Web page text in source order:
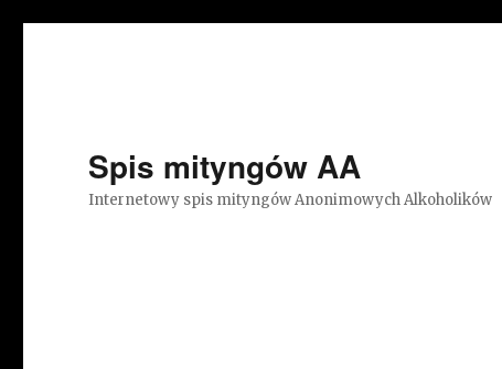
Spis mityngów AA
Internetowy spis mityngów Anonimowych Alkoholików